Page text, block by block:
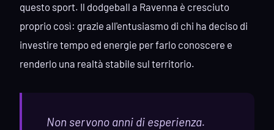
questo sport. Il dodgeball a Ravenna è cresciuto
proprio così: grazie all'entusiasmo di chi ha deciso di
investire tempo ed energie per farlo conoscere e
renderlo una realtà stabile sul territorio.
Non servono anni di esperienza.